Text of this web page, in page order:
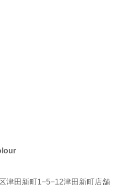
津田新町1−5−12津田新町店舗